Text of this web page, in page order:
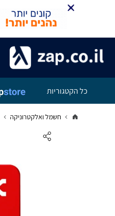
כל הקטגוריות
חשמל ואלקטרוניקה